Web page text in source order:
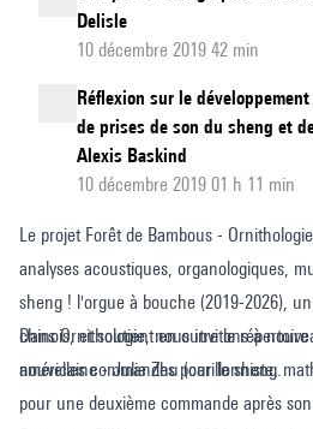
Delisle
10 décembre 2019 42 min
Réflexion sur le
de prises de son du sheng et
Alexis Baskind
10 décembre 2019 01 h 11 min
Le projet Forêt de Bambous -
analyses acoustiques, organologiques,
sheng ! l'orgue à bouche (2019-2026),
chinois, et soutient en outre le
nouvelles commandes pour le sheng.
Dans Ornithologie, nous invitons à
américaine - Julie Zhu (carillonniste,
pour une deuxième commande après